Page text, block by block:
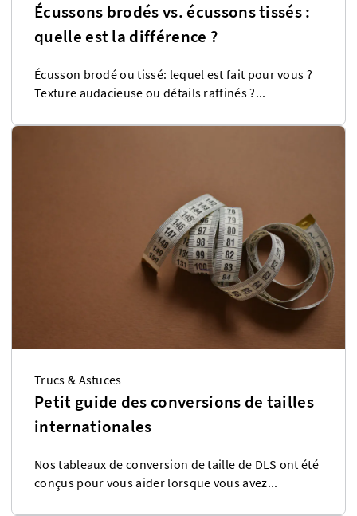
Écussons brodés vs. écussons tissés :
quelle est la différence ?
Écusson brodé ou tissé: lequel est fait pour vous ?
Texture audacieuse ou détails raffinés ?...
Trucs & Astuces
Petit guide des conversions de tailles
internationales
Nos tableaux de conversion de taille de DLS ont été
conçus pour vous aider lorsque vous avez...